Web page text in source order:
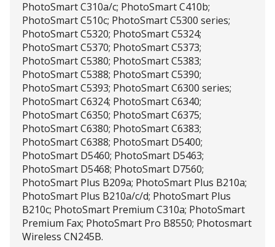
PhotoSmart C310a/c; PhotoSmart C410b;
PhotoSmart C510c; PhotoSmart C5300 series;
PhotoSmart C5320; PhotoSmart C5324;
PhotoSmart C5370; PhotoSmart C5373;
PhotoSmart C5380; PhotoSmart C5383;
PhotoSmart C5388; PhotoSmart C5390;
PhotoSmart C5393; PhotoSmart C6300 series;
PhotoSmart C6324; PhotoSmart C6340;
PhotoSmart C6350; PhotoSmart C6375;
PhotoSmart C6380; PhotoSmart C6383;
PhotoSmart C6388; PhotoSmart D5400;
PhotoSmart D5460; PhotoSmart D5463;
PhotoSmart D5468; PhotoSmart D7560;
PhotoSmart Plus B209a; PhotoSmart Plus B210a;
PhotoSmart Plus B210a/c/d; PhotoSmart Plus
B210c; PhotoSmart Premium C310a; PhotoSmart
Premium Fax; PhotoSmart Pro B8550; Photosmart
Wireless CN245B.